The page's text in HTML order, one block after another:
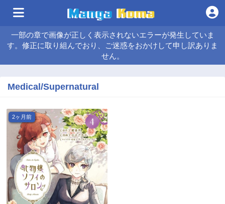
一部の章で画像が正しく表示されないエラーが発生していま
す。修正に取り組んでおり、ご迷惑をおかけして申し訳ありま
せん。
Medical/Supernatural
2ヶ月前